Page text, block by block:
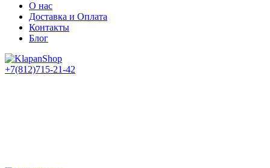
О нас
Доставка и Оплата
Контакты
Блог
+7(812)715-21-42